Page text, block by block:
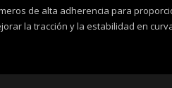
de alta adherencia para
la tracción y la estabilidad en